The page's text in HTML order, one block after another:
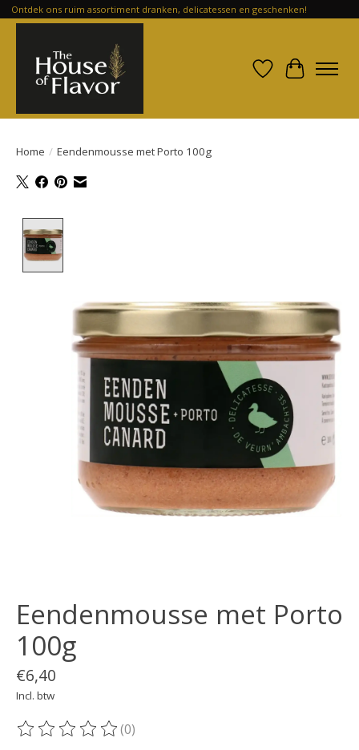
Ontdek ons ruim assortiment dranken, delicatessen en geschenken!
Verlanglijst
Home / Eendenmousse met Porto 100g
Eendenmousse met Porto
100g
€6,40
Incl. btw
De beoordeling van dit product is
(0)